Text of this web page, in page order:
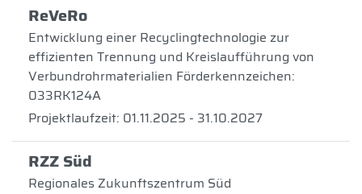
ReVeRo
Entwicklung einer Recyclingtechnologie zur
effizienten Trennung und Kreislaufführung von
Verbundrohrmaterialien Förderkennzeichen:
033RK124A
Projektlaufzeit: 01.11.2025 - 31.10.2027
RZZ Süd
Regionales Zukunftszentrum Süd